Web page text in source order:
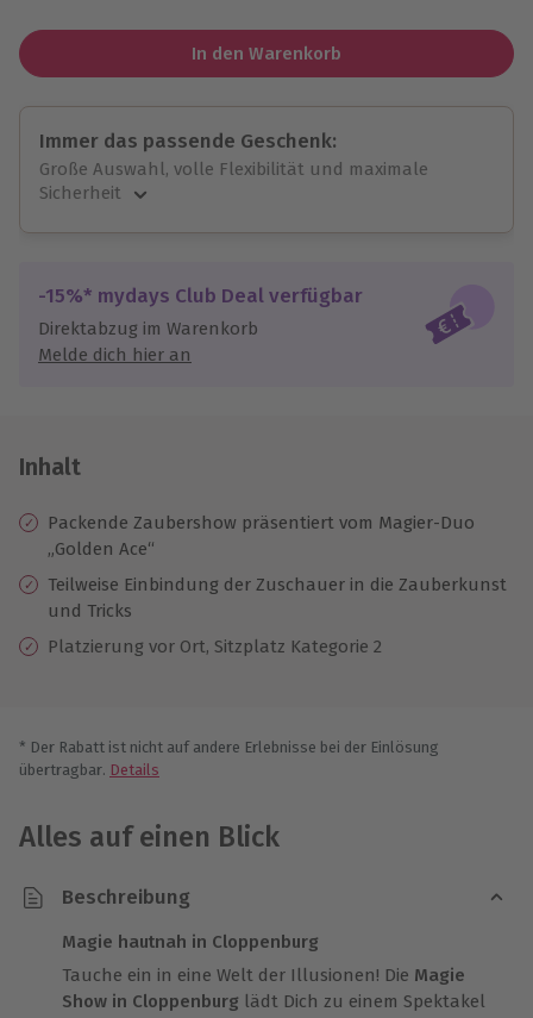
In den Warenkorb
Immer das passende Geschenk:
Große Auswahl, volle Flexibilität und maximale
Sicherheit
Jeder Gutschein für alle Erlebnisse einlösbar.
Maximale Sicherheit
10 Jahre gültig & verlängerbar.
-15%* mydays Club Deal verfügbar
Direktabzug im Warenkorb
Melde dich hier an
Inhalt
Packende Zaubershow präsentiert vom Magier-Duo
„Golden Ace“
Teilweise Einbindung der Zuschauer in die Zauberkunst
und Tricks
Platzierung vor Ort, Sitzplatz Kategorie 2
* Der Rabatt ist nicht auf andere Erlebnisse bei der Einlösung
übertragbar. Details
Alles auf einen Blick
Beschreibung
Magie hautnah in Cloppenburg
Tauche ein in eine Welt der Illusionen! Die Magie
Show in Cloppenburg lädt Dich zu einem Spektakel